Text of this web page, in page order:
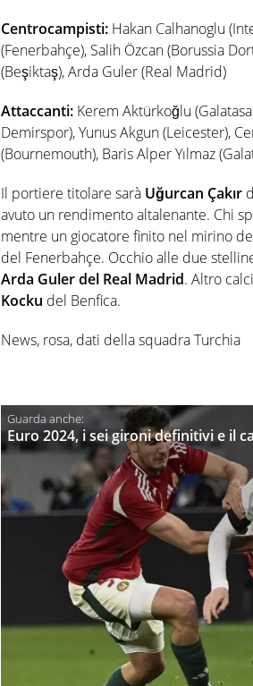
Centrocampisti: Hakan Calhanoglu
(Fenerbahçe), Salih Özcan (Borussia
(Beşiktaş), Arda Guler (Real Madrid)
Attaccanti: Kerem Aktürkoğlu
Demirspor), Yunus Akgun (Leicester),
(Bournemouth), Baris Alper Yılmaz
Il portiere titolare sarà Uğurcan Çakır
avuto un rendimento altalenante. Chi
mentre un giocatore finito nel mirino
del Fenerbahçe. Occhio alle due
Arda Guler del Real Madrid. Altro
Kocku del Benfica.
News, rosa, dati della squadra Turchia
Euro 2024, i sei gironi definitivi e il